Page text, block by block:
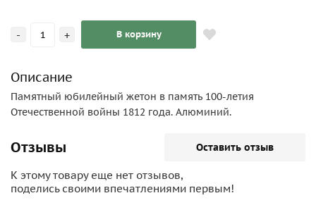
- + В корзину
Описание
Памятный юбилейный жетон в память 100-летия
Отечественной войны 1812 года. Алюминий.
Отзывы Оставить отзыв
К этому товару еще нет отзывов,
поделись своими впечатлениями первым!